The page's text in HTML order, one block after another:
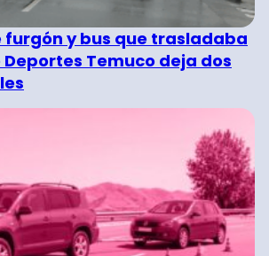
furgón y bus que trasladaba
Temuco deja dos